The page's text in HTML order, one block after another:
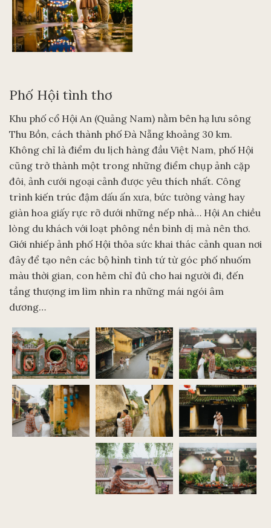
Phố Hội tình thơ
Khu phố cổ Hội An (Quảng Nam) nằm bên hạ lưu sông
Thu Bồn, cách thành phố Đà Nẵng khoảng 30 km.
Không chỉ là điểm du lịch hàng đầu Việt Nam, phố Hội
cũng trở thành một trong những điểm chụp ảnh cặp
đôi, ảnh cưới ngoại cảnh được yêu thích nhất. Công
trình kiến trúc đậm dấu ấn xưa, bức tường vàng hay
giàn hoa giấy rực rỡ dưới những nếp nhà… Hội An chiều
lòng du khách với loạt phông nền bình dị mà nên thơ.
Giới nhiếp ảnh phố Hội thỏa sức khai thác cảnh quan nơi
đây để tạo nên các bộ hình tình tứ từ góc phố nhuốm
màu thời gian, con hẻm chỉ đủ cho hai người đi, đến
tầng thượng im lìm nhìn ra những mái ngói âm
dương…